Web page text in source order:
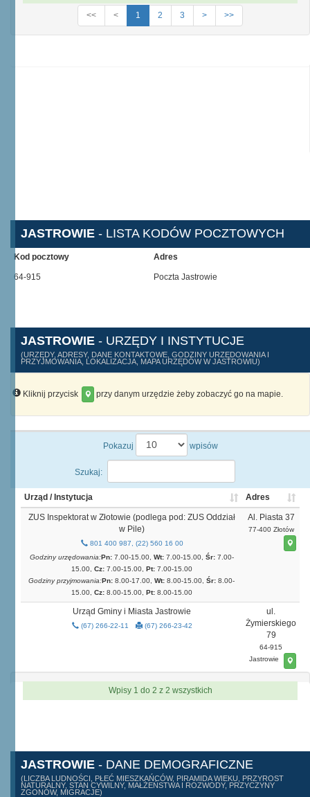
<< < 1 2 3 > >>
JASTROWIE - LISTA KODÓW POCZTOWYCH
Kod pocztowy Adres
64-915 Poczta Jastrowie
JASTROWIE - URZĘDY I INSTYTUCJE
(URZĘDY, ADRESY, DANE KONTAKTOWE, GODZINY URZĘDOWANIA I
PRZYJMOWANIA, LOKALIZACJA, MAPA URZĘDÓW W JASTROWIU)
Kliknij przycisk przy danym urzędzie żeby zobaczyć go na mapie.
Pokazuj wpisów
Szukaj:
Urząd / Instytucja Adres
ZUS Inspektorat w Złotowie (podlega pod: ZUS Oddział
w Pile)
801 400 987, (22) 560 16 00
Godziny urzędowania:Pn:7.00-15.00, Wt:7.00-15.00, Śr:7.00-
15.00, Cz:7.00-15.00, Pt:7.00-15.00
Godziny przyjmowania:Pn: 8.00-17.00, Wt: 8.00-15.00, Śr: 8.00-
15.00, Cz:8.00-15.00, Pt:8.00-15.00
Al. Piasta 37
77-400 Złotów
Urząd Gminy i Miasta Jastrowie
(67) 266-22-11 (67) 266-23-42
ul.
Żymierskiego
79
64-915
Jastrowie
Wpisy 1 do 2 z 2 wszystkich
JASTROWIE - DANE DEMOGRAFICZNE
(LICZBA LUDNOŚCI, PŁEĆ MIESZKAŃCÓW, PIRAMIDA WIEKU, PRZYROST
NATURALNY, STAN CYWILNY, MAŁŻEŃSTWA I ROZWODY, PRZYCZYNY
ZGONÓW, MIGRACJE)